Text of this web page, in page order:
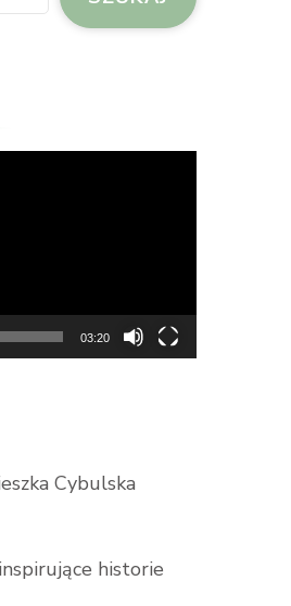
03:20
Cybulska
historie